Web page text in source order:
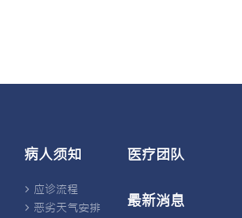
病人须知
应诊流程
恶劣天气安排
医疗团队
最新消息